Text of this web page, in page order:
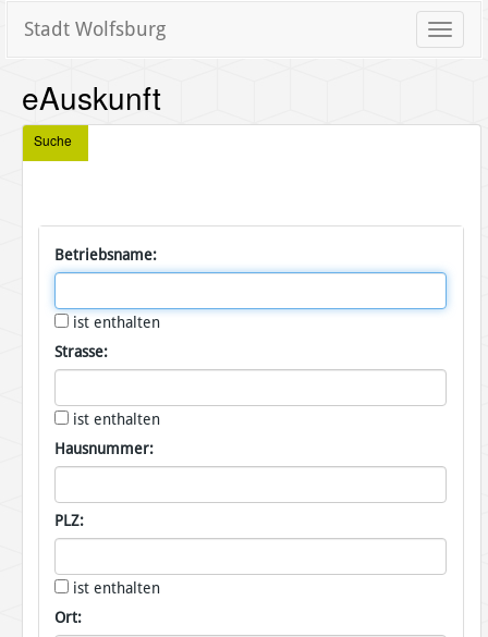
Toggle
Stadt Wolfsburg
eAuskunft
Suche
Betriebsname:
ist enthalten
Strasse:
ist enthalten
Hausnummer:
PLZ:
ist enthalten
Ort: